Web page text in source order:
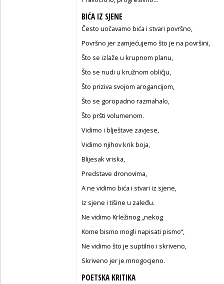
BIĆA IZ SJENE
Često uočavamo bića i stvari površno,
Površno jer zamjećujemo što je na površini,
Što se izlaže u krupnom planu,
Što se nudi u kružnom obličju,
Što priziva svojom arogancijom,
Što se goropadno razmahalo,
Što pršti volumenom.
Vidimo i blještave zavjese,
Vidimo njihov krik boja,
Blijesak vriska,
Predstave dronovima,
A ne vidimo bića i stvari iz sjene,
Iz sjene i tišine u zaleđu.
Ne vidimo Krležinog „nekog
Kome bismo mogli napisati pismo“,
Ne vidimo što je suptilno i skriveno,
Skriveno jer je mnogocjeno.
POETSKA KRITIKA